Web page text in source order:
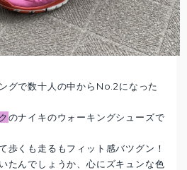
グで数十人の中からNo.2になった
のナイキのウォーキングシューズで
歩くも走るもフィット感バツグン！
たんでしょうか、心にズキュンな色